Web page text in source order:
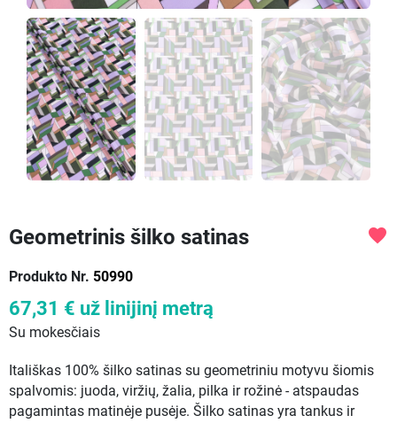
Geometrinis šilko satinas
Produkto Nr. 50990
favorite
67,31 € už linijinį metrą
Su mokesčiais
Itališkas 100% šilko satinas su geometriniu motyvu šiomis
spalvomis: juoda, viržių, žalia, pilka ir rožinė - atspaudas
pagamintas matinėje pusėje. Šilko satinas yra tankus ir